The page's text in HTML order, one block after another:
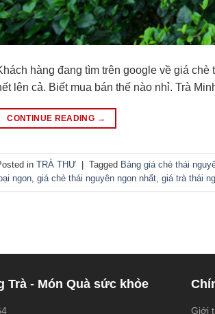
hàng đang tìm trên google về giá
lên cả. Biết mua bán thế nào nhỉ. Trà
CONTINUE READING →
in TRÀ THƯ Tagged Bảng giá chè thái
ngon giá chè thái nguyên ngon nhất giá trà thái
Trà - Món Quà sức khỏe
Giới